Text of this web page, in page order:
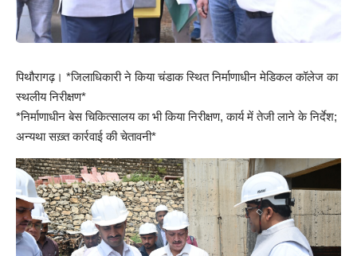
पिथौरागढ़। *जिलाधिकारी ने किया चंडाक स्थित निर्माणाधीन मेडिकल कॉलेज का
स्थलीय निरीक्षण*
*निर्माणाधीन बेस चिकित्सालय का भी किया निरीक्षण, कार्य में तेजी लाने के निर्देश;
अन्यथा सख़्त कार्रवाई की चेतावनी*